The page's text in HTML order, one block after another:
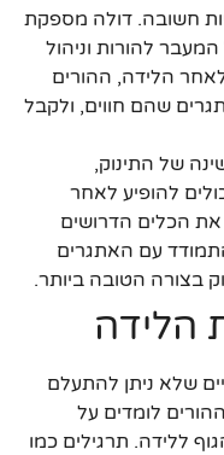
חשובה. דולה מספקת
להורות וניהול
הלידה, ההורים
שהם חווים, ולקבל
של התינוק,
להופיע לאחר
הכלים הדרושים
עם האתגרים
בצורה הטובה ביותר.
הלידה
שלא ניתן להתעלם
לומדים על
ללידה. תרגילים כמו